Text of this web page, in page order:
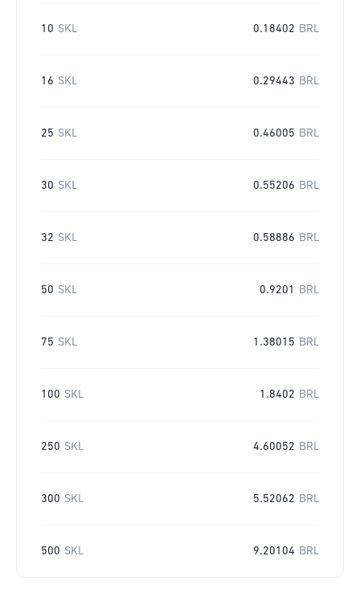
10 SKL 0.18402 BRL
16 SKL 0.29443 BRL
25 SKL 0.46005 BRL
30 SKL 0.55206 BRL
32 SKL 0.58886 BRL
50 SKL 0.9201 BRL
75 SKL 1.38015 BRL
100 SKL 1.8402 BRL
250 SKL 4.60052 BRL
300 SKL 5.52062 BRL
500 SKL 9.20104 BRL